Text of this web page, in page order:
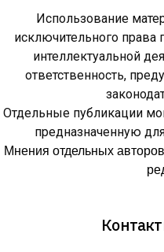
Использование
исключительного права
интеллектуальной
ответственность,
Отдельные публикации
предназначенную
Мнения отдельных